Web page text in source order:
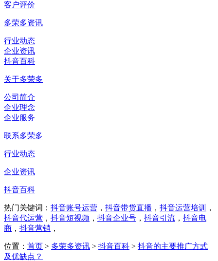
客户评价
多荣多资讯
行业动态
企业资讯
抖音百科
关于多荣多
公司简介
企业理念
企业服务
联系多荣多
行业动态
企业资讯
抖音百科
热门关键词： 抖音账号运营 ， 抖音带货直播 ， 抖音运营培训
，
抖音代运营 ， 抖音短视频 ， 抖音企业号 ， 抖音引流 ， 抖音电
商 ， 抖音营销 ，
位置： 首页 > 多荣多资讯 > 抖音百科 > 抖音的主要推广方式
及优缺点？